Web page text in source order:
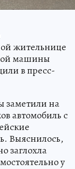
жительнице
машины
в пресс-
заметили на
автомобиль с
Выяснилось,
заглохла
у